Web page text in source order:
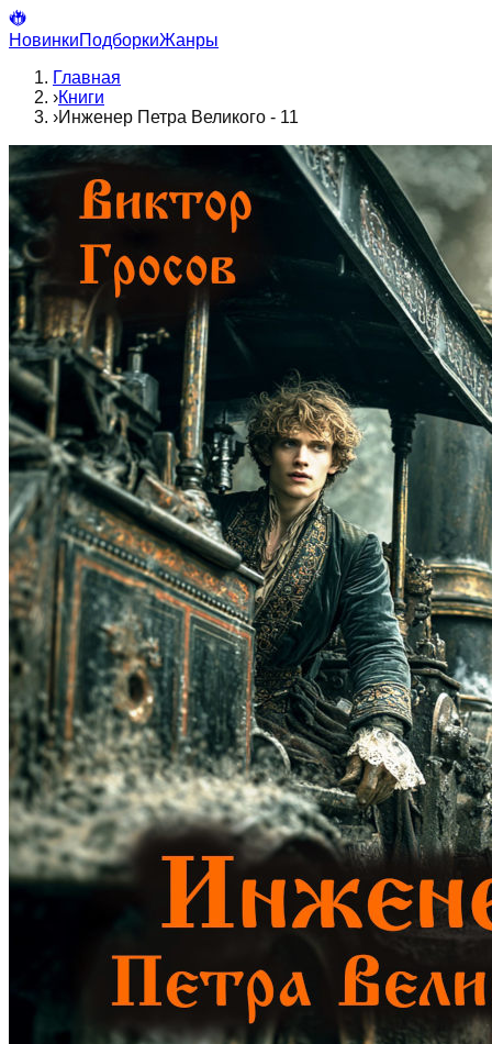
НовинкиПодборкиЖанры
Главная
›Книги
›Инженер Петра Великого - 11